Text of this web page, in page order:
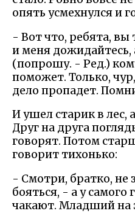
опять усмехнулся и
- Вот что, ребята, вы
и меня дожидайтесь,
(попрошу. - Ред.)
поможет. Только,
дело пропадет.
И ушел старик в лес,
Друг на друга
говорят. Потом
говорит тихонько:
- Смотри, братко, не
бояться, - а у
чакают. Младший на